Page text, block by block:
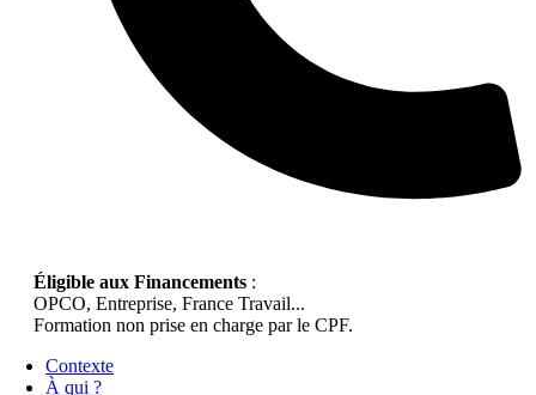
Éligible aux Financements :
OPCO, Entreprise, France Travail...
Formation non prise en charge par le CPF.
Contexte
À qui ?